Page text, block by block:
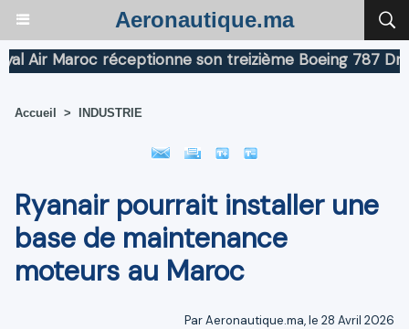
Aeronautique.ma
Maroc réceptionne son treizième Boeing 787
Accueil > INDUSTRIE
Ryanair pourrait installer une
base de maintenance
moteurs au Maroc
Par Aeronautique.ma, le 28 Avril 2026